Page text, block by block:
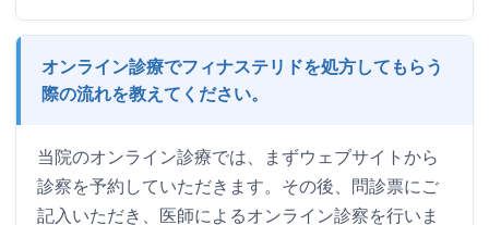
オンライン診療でフィナステリドを処方してもらう
際の流れを教えてください。
当院のオンライン診療では、まずウェブサイトから
診察を予約していただきます。その後、問診票にご
記入いただき、医師によるオンライン診察を行いま